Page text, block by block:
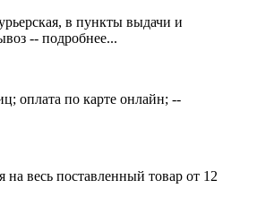
в пункты выдачи и
-- подробнее...
оплата по карте онлайн; --
на весь поставленный товар от 12